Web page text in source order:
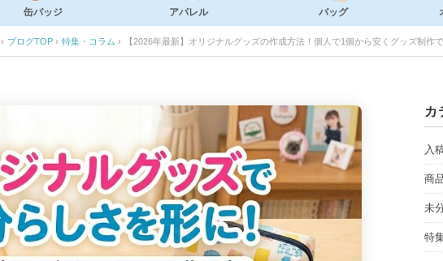
缶バッジ アパレル バッグ
› ブログTOP› 特集・コラム › 【2026年最新】オリジナルグッズの作成方法！個人で1個から安くグッズ制作
カ
入
商
未
特